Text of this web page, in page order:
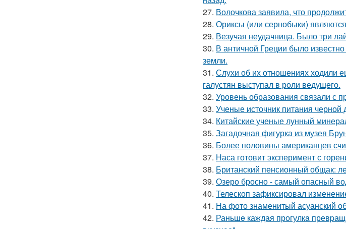
27. Волочкова заявила, что
28. Ориксы (или сернобыки)
29. Везучая неудачница. Было три
30. В античной Греции было
земли.
31. Слухи об их отношениях ходили
галустян выступал в роли ведущего.
32. Уровень образования связали с
33. Ученые источник питания
34. Китайские ученые лунный
35. Загадочная фигурка из музея
36. Более половины американцев
37. Наса готовит эксперимент с
38. Британский пенсионный общак:
39. Озеро бросно - самый опасный
40. Телескоп зафиксировал
41. На фото знаменитый асуанский
42. Раньшe каждая прогулкa